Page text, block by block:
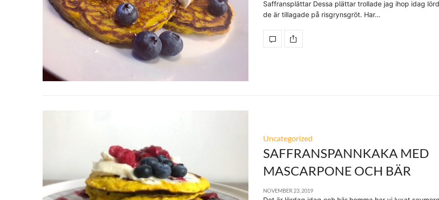
Saffransplättar Dessa plättar trollade jag ihop idag
de är tillagade på risgrynsgröt. Har…
Uncategorized
SAFFRANSPANNKAKA MED
MASCARPONE OCH BÄR
NOVEMBER 23, 2019